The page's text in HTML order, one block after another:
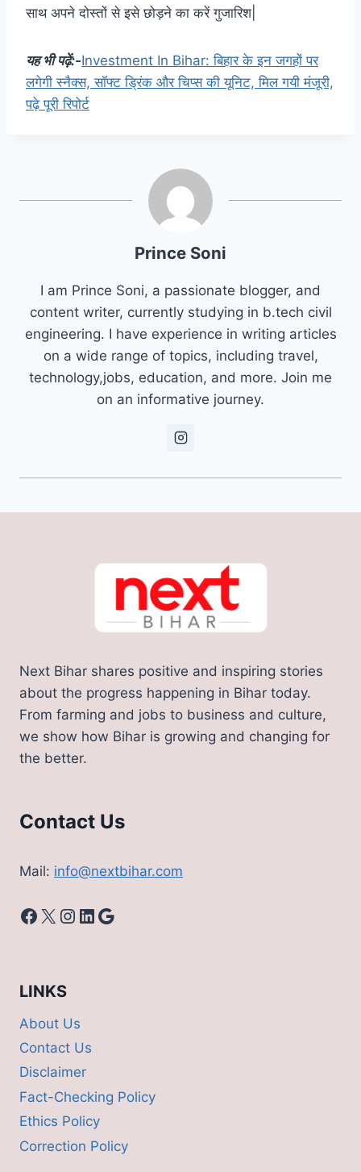
साथ अपने दोस्तों से इसे छोड़ने का करें गुजारिश|
यह भी पढ़ें:-Investment In Bihar: बिहार के इन जगहों पर
लगेगी स्नैक्स, सॉफ्ट ड्रिंक और चिप्स की यूनिट, मिल गयी मंजूरी,
पढ़े पूरी रिपोर्ट
Prince Soni
I am Prince Soni, a passionate blogger, and
content writer, currently studying in b.tech civil
engineering. I have experience in writing articles
on a wide range of topics, including travel,
technology,jobs, education, and more. Join me
on an informative journey.
Next Bihar shares positive and inspiring stories
about the progress happening in Bihar today.
From farming and jobs to business and culture,
we show how Bihar is growing and changing for
the better.
Contact Us
Mail: info@nextbihar.com
Facebook
X Instagram
LinkedIn
Google
LINKS
About Us
Contact Us
Disclaimer
Fact-Checking Policy
Ethics Policy
Correction Policy